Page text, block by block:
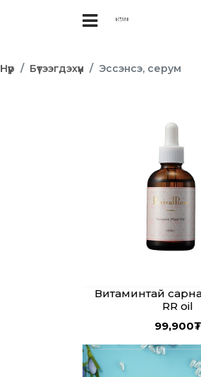
Нүүр Бүтээгдэхүүн Эссэнсэ, серум
Витаминтай
RR oil
99,900₮